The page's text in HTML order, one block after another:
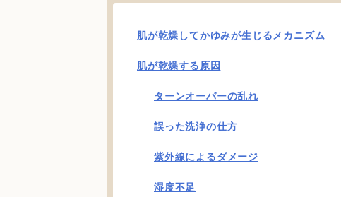
肌が乾燥してかゆみが生じるメカニズム
肌が乾燥する原因
ターンオーバーの乱れ
誤った洗浄の仕方
紫外線によるダメージ
湿度不足